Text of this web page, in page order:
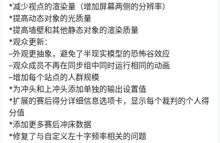
*减少视点的渲染量（增加屏幕两侧的分辨率）
*提高动态对象的光质量
*提高墙壁和其他静态对象的渲染质量
*观众更新：
–外观更抽象，避免了半现实模型的恐怖谷效应
–观众成员不再在同步组中同时运行相同的动画
–增加每个站点的人群规模
*为冲头和上冲头添加单独的输出设置值
*扩展的赛后得分详细信息选项卡，显示每个裁判的个人得
分值
*添加更多赛后冲床数据
*修复了与自定义左十字频率相关的问题